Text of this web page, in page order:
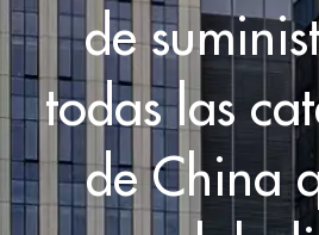
de
todas las
de China